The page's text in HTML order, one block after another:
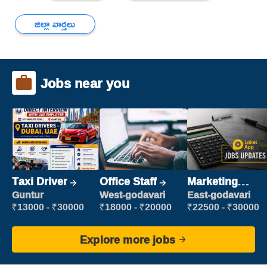
జిల్లా వార్తలు
Jobs near you
Taxi Driver
Guntur
₹13000 - ₹30000
Office Staff
West-godavari
₹18000 - ₹20000
Marketing
Executive
East-godavari
₹22500 - ₹30000
Explore more jobs